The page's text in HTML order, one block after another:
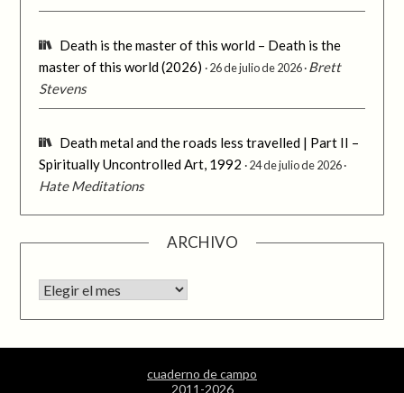
Death is the master of this world – Death is the
master of this world (2026)
26 de julio de 2026 Brett
Stevens
Death metal and the roads less travelled | Part II –
Spiritually Uncontrolled Art, 1992
24 de julio de 2026
Hate Meditations
ARCHIVO
Archivo
cuaderno de campo
2011-2026